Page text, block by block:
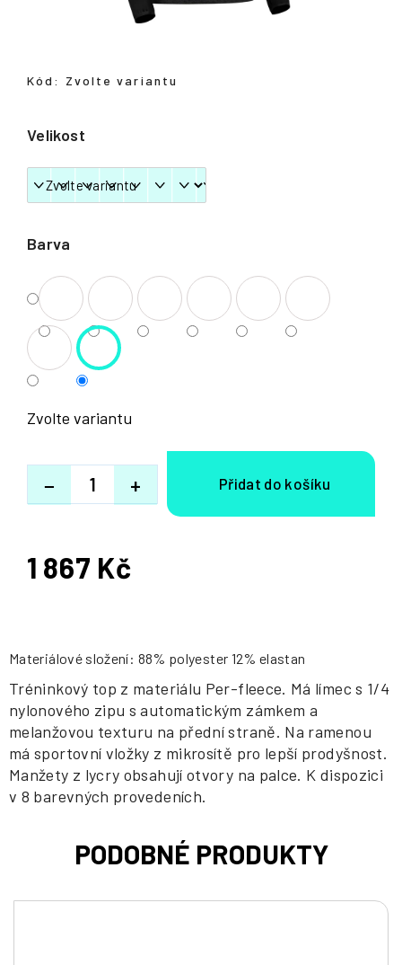
Barva
Velikost
Zvolte variantu
+
−
Kód: Zvolte variantu
1 867 Kč
Měrná
Materiálové složení: 88% polyester 12% elastan
Tréninkový top z materiálu Per-fleece. Má límec s 1/4
nylonového zipu s automatickým zámkem a
melanžovou texturu na přední straně. Na ramenou
má sportovní vložky z mikrosítě pro lepší prodyšnost.
Manžety z lycry obsahují otvory na palce. K dispozici
v 8 barevných provedeních.